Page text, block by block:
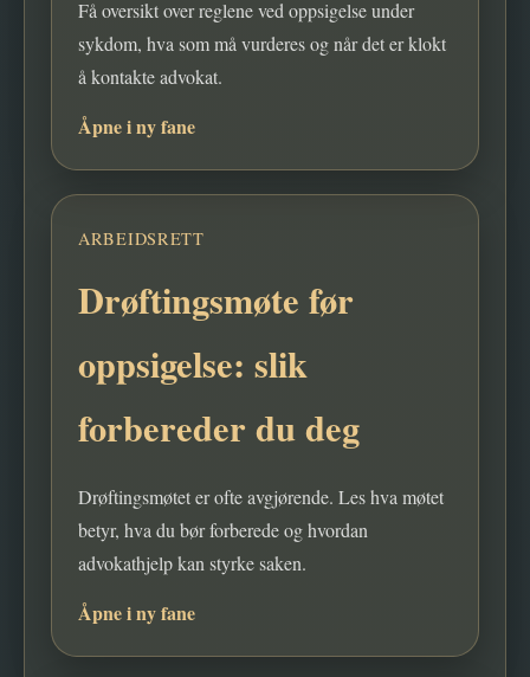
Få oversikt over reglene ved oppsigelse under
sykdom, hva som må vurderes og når det er klokt
å kontakte advokat.
Åpne i ny fane
ARBEIDSRETT
Drøftingsmøte før
oppsigelse: slik
forbereder du deg
Drøftingsmøtet er ofte avgjørende. Les hva møtet
betyr, hva du bør forberede og hvordan
advokathjelp kan styrke saken.
Åpne i ny fane